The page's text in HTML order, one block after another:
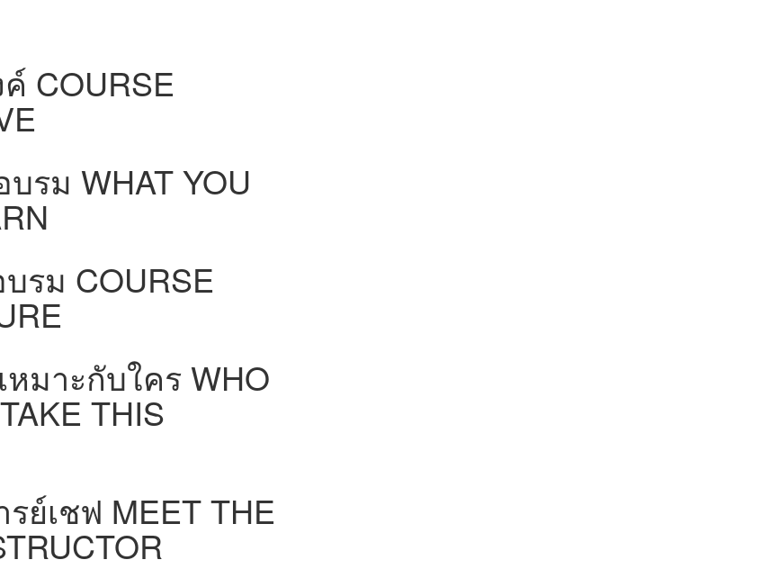
COURSE
บรม WHAT YOU
รม COURSE
มาะกับใคร WHO
THIS
ย์เชฟ MEET THE